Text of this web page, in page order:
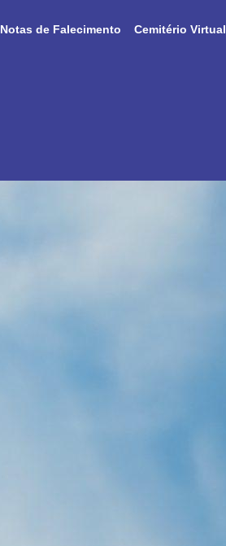
Notas de Falecimento Cemitério Virtual